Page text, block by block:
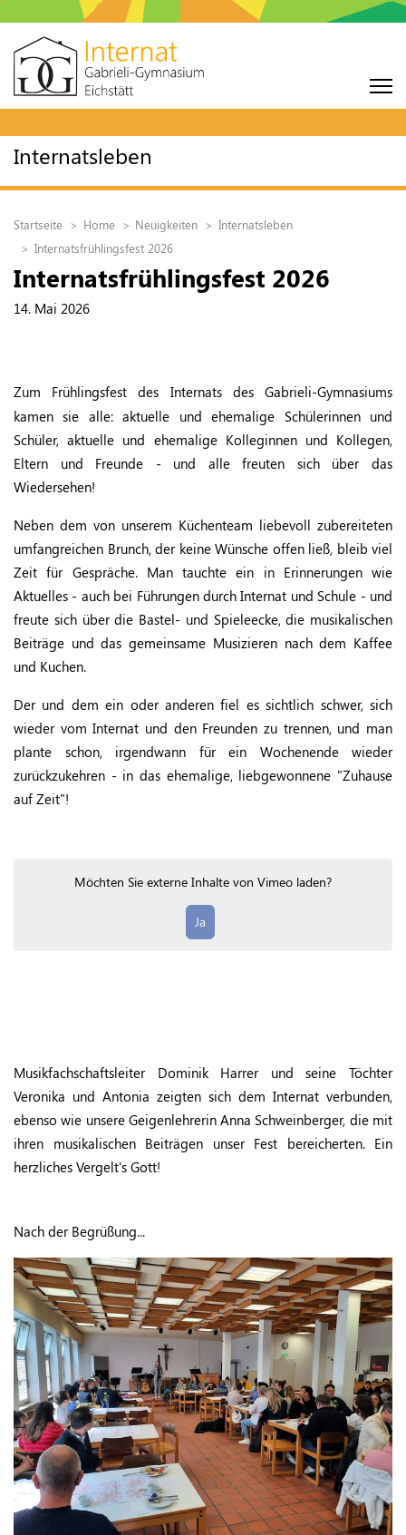
Internatsleben
Startseite Home Neuigkeiten
Internatsleben
Internatsfrühlingsfest 2026
Internatsfrühlingsfest 2026
14. Mai 2026
Zum Frühlingsfest des Internats des Gabrieli-Gymnasiums
kamen sie alle: aktuelle und ehemalige Schülerinnen und
Schüler, aktuelle und ehemalige Kolleginnen und Kollegen,
Eltern und Freunde - und alle freuten sich über das
Wiedersehen!
Neben dem von unserem Küchenteam liebevoll zubereiteten
umfangreichen Brunch, der keine Wünsche offen ließ, bleib viel
Zeit für Gespräche. Man tauchte ein in Erinnerungen wie
Aktuelles - auch bei Führungen durch Internat und Schule - und
freute sich über die Bastel- und Spieleecke, die musikalischen
Beiträge und das gemeinsame Musizieren nach dem Kaffee
und Kuchen.
Der und dem ein oder anderen fiel es sichtlich schwer, sich
wieder vom Internat und den Freunden zu trennen, und man
plante schon, irgendwann für ein Wochenende wieder
zurückzukehren - in das ehemalige, liebgewonnene "Zuhause
auf Zeit"!
Möchten Sie externe Inhalte von Vimeo laden?
Ja
Musikfachschaftsleiter Dominik Harrer und seine Töchter
Veronika und Antonia zeigten sich dem Internat verbunden,
ebenso wie unsere Geigenlehrerin Anna Schweinberger, die mit
ihren musikalischen Beiträgen unser Fest bereicherten. Ein
herzliches Vergelt's Gott!
Nach der Begrüßung...